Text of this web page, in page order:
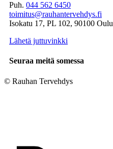
Puh. 044 562 6450
toimitus@rauhantervehdys.fi
Isokatu 17, PL 102, 90100 Oulu
Lähetä juttuvinkki
Seuraa meitä somessa
© Rauhan Tervehdys